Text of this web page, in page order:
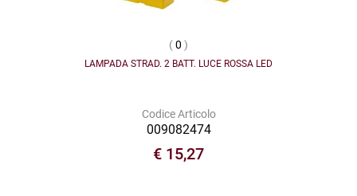
(0 )
LAMPADA STRAD. 2 BATT. LUCE ROSSA LED
Codice Articolo
009082474
€ 15,27